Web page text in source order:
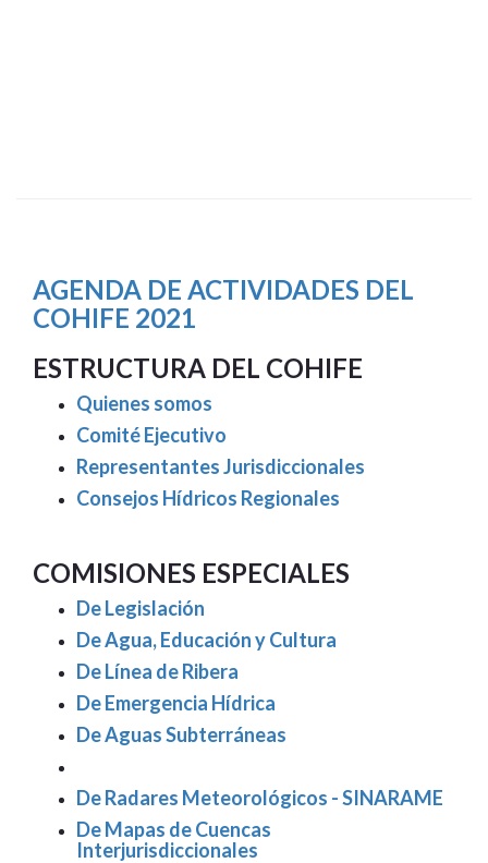
AGENDA DE ACTIVIDADES DEL
COHIFE 2021
ESTRUCTURA DEL COHIFE
Quienes somos
Comité Ejecutivo
Representantes Jurisdiccionales
Consejos Hídricos Regionales
COMISIONES ESPECIALES
De Legislación
De Agua, Educación y Cultura
De Línea de Ribera
De Emergencia Hídrica
De Aguas Subterráneas
De Radares Meteorológicos - SINARAME
De Mapas de Cuencas
Interjurisdiccionales